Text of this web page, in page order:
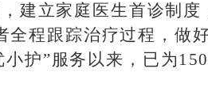
建立家庭医生首诊制
全程跟踪治疗过程，做
护”服务以来，已为